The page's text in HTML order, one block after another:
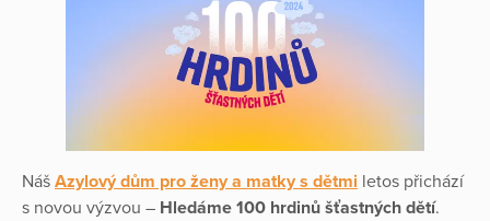
Náš Azylový dům pro ženy a matky s dětmi letos přichází
s novou výzvou – Hledáme 100 hrdinů šťastných dětí.